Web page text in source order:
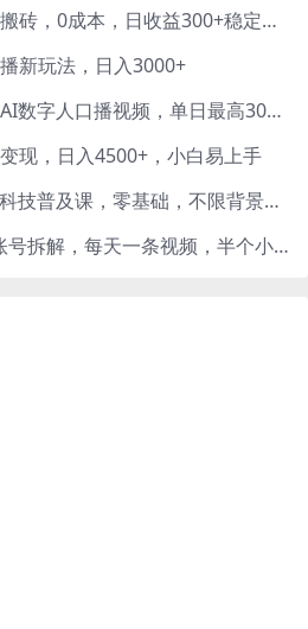
最新全网最详细陌陌搬砖，0成本，日收益300+稳定收入【揭秘】
新玩法，日入3000+
全新玩法，自动生成AI数字人口播视频，单日最高3000+，能快速上手!-暖阳网
现，日入4500+，小白易上手
人人可学的AI与前沿科技普及课，零基础，不限背景通俗易懂，深入浅出-暖阳网
最近爆火的心理学账号拆解，每天一条视频，半个小时解决，轻松日入三百+-暖阳网